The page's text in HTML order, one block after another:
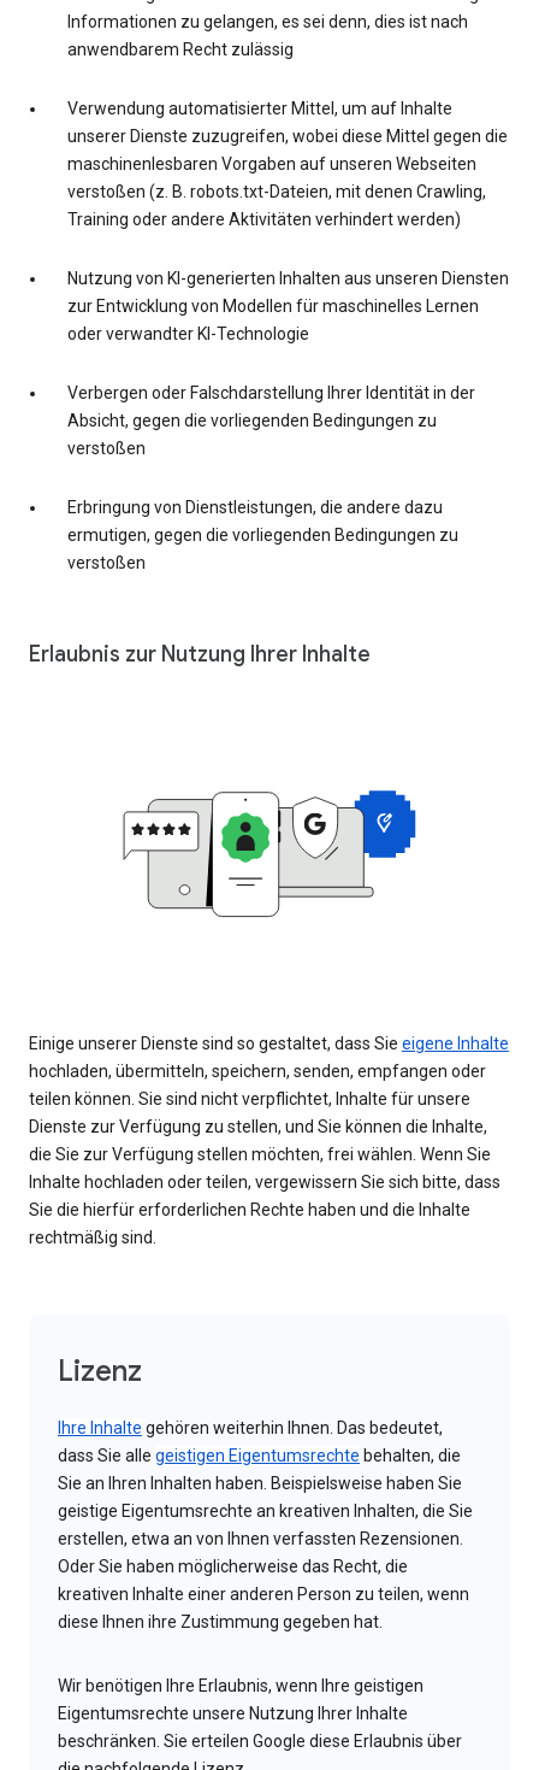
Informationen zu gelangen, es sei denn, dies ist nach
anwendbarem Recht zulässig
Verwendung automatisierter Mittel, um auf Inhalte
unserer Dienste zuzugreifen, wobei diese Mittel gegen die
maschinenlesbaren Vorgaben auf unseren Webseiten
verstoßen (z. B. robots.txt-Dateien, mit denen Crawling,
Training oder andere Aktivitäten verhindert werden)
Nutzung von KI-generierten Inhalten aus unseren Diensten
zur Entwicklung von Modellen für maschinelles Lernen
oder verwandter KI-Technologie
Verbergen oder Falschdarstellung Ihrer Identität in der
Absicht, gegen die vorliegenden Bedingungen zu
verstoßen
Erbringung von Dienstleistungen, die andere dazu
ermutigen, gegen die vorliegenden Bedingungen zu
verstoßen
Erlaubnis zur Nutzung Ihrer Inhalte
Einige unserer Dienste sind so gestaltet, dass Sie eigene Inhalte
hochladen, übermitteln, speichern, senden, empfangen oder
teilen können. Sie sind nicht verpflichtet, Inhalte für unsere
Dienste zur Verfügung zu stellen, und Sie können die Inhalte,
die Sie zur Verfügung stellen möchten, frei wählen. Wenn Sie
Inhalte hochladen oder teilen, vergewissern Sie sich bitte, dass
Sie die hierfür erforderlichen Rechte haben und die Inhalte
rechtmäßig sind.
Lizenz
Ihre Inhalte gehören weiterhin Ihnen. Das bedeutet,
dass Sie alle geistigen Eigentumsrechte behalten, die
Sie an Ihren Inhalten haben. Beispielsweise haben Sie
geistige Eigentumsrechte an kreativen Inhalten, die Sie
erstellen, etwa an von Ihnen verfassten Rezensionen.
Oder Sie haben möglicherweise das Recht, die
kreativen Inhalte einer anderen Person zu teilen, wenn
diese Ihnen ihre Zustimmung gegeben hat.
Wir benötigen Ihre Erlaubnis, wenn Ihre geistigen
Eigentumsrechte unsere Nutzung Ihrer Inhalte
beschränken. Sie erteilen Google diese Erlaubnis über